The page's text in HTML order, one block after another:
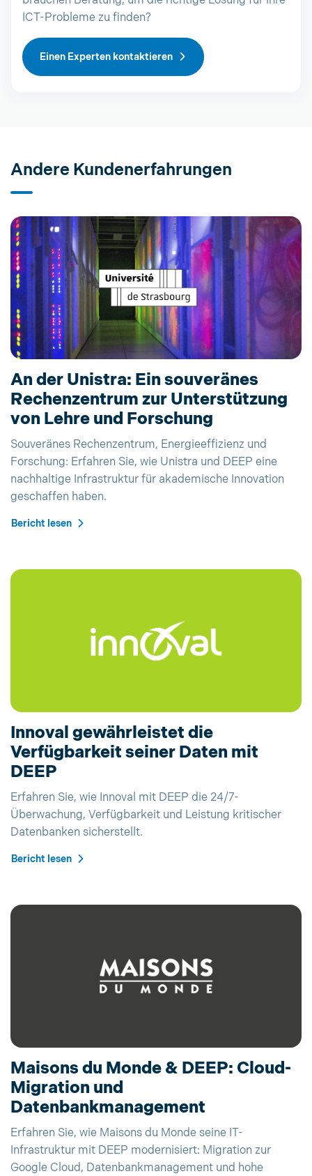
ICT-Probleme zu finden?
Einen Experten kontaktieren
Andere Kundenerfahrungen
An der Unistra: Ein souveränes
Rechenzentrum zur Unterstützung
von Lehre und Forschung
Souveränes Rechenzentrum, Energieeffizienz und
Forschung: Erfahren Sie, wie Unistra und DEEP eine
nachhaltige Infrastruktur für akademische Innovation
geschaffen haben.
Bericht lesen
Innoval gewährleistet die
Verfügbarkeit seiner Daten mit
DEEP
Erfahren Sie, wie Innoval mit DEEP die 24/7-
Überwachung, Verfügbarkeit und Leistung kritischer
Datenbanken sicherstellt.
Bericht lesen
Maisons du Monde & DEEP: Cloud-
Migration und
Datenbankmanagement
Erfahren Sie, wie Maisons du Monde seine IT-
Infrastruktur mit DEEP modernisiert: Migration zur
Google Cloud, Datenbankmanagement und hohe